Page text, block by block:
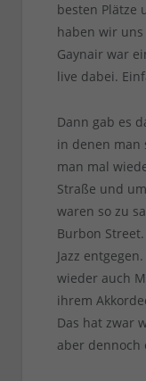
besten Plätze
haben wir
Gaynair war
live dabei.
Dann gab es
in denen man
man mal
Straße und
waren so zu
Burbon
Jazz
wieder auch
ihrem
Das hat zwar
aber dennoch